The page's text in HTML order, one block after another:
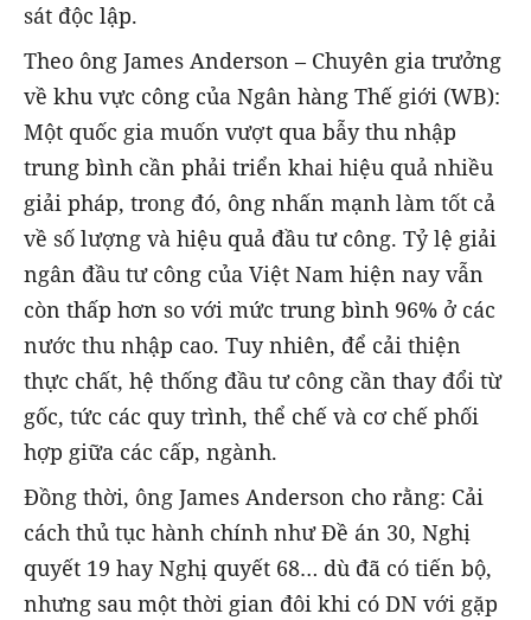
sát độc lập.
‎Theo ông James Anderson – Chuyên gia trưởng
về khu vực công của Ngân hàng Thế giới (WB):
Một quốc gia muốn vượt qua bẫy thu nhập
trung bình cần phải triển khai hiệu quả nhiều
giải pháp, trong đó, ông nhấn mạnh làm tốt cả
về số lượng và hiệu quả đầu tư công. Tỷ lệ giải
ngân đầu tư công của Việt Nam hiện nay vẫn
còn thấp hơn so với mức trung bình 96% ở các
nước thu nhập cao. Tuy nhiên, để cải thiện
thực chất, hệ thống đầu tư công cần thay đổi từ
gốc, tức các quy trình, thể chế và cơ chế phối
hợp giữa các cấp, ngành.
Đồng thời, ông James Anderson cho rằng: Cải
cách thủ tục hành chính như Đề án 30, Nghị
quyết 19 hay Nghị quyết 68… dù đã có tiến bộ,
nhưng sau một thời gian đôi khi có DN với gặp